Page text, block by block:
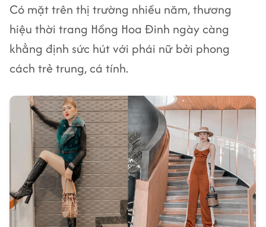
Có mặt trên thị trường nhiều năm, thương
hiệu thời trang Hồng Hoa Đinh ngày càng
khẳng định sức hút với phái nữ bởi phong
cách trẻ trung, cá tính.